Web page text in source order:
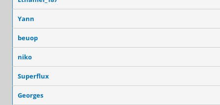
Yann
beuop
niko
Superflux
Georges